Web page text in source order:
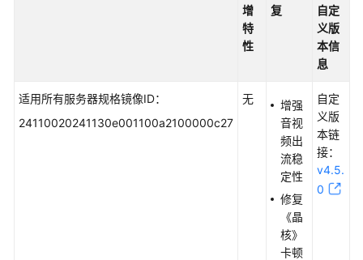
增
特
性
复
自定
义版
本信
息
适用所有服务器规格镜像ID：
24110020241130e001100a2100000c27
无
增强
音视
频出
流稳
定性
修复
《晶
核》
卡顿
自定
义版
本链
接：
v4.5.
0